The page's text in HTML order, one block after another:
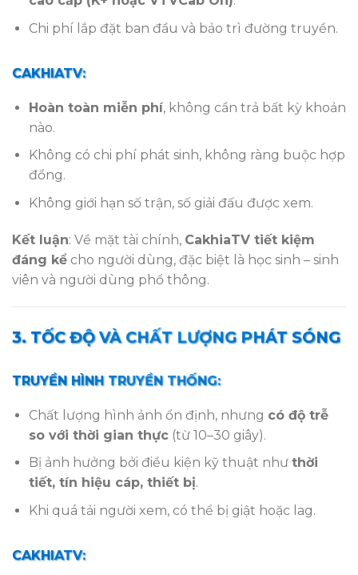
Chi phí lắp đặt ban đầu và bảo trì đường truyền.
CAKHIATV:
Hoàn toàn miễn phí, không cần trả bất kỳ khoản
nào.
Không có chi phí phát sinh, không ràng buộc hợp
đồng.
Không giới hạn số trận, số giải đấu được xem.
Kết luận: Về mặt tài chính, CakhiaTV tiết kiệm
đáng kể cho người dùng, đặc biệt là học sinh – sinh
viên và người dùng phổ thông.
3. TỐC ĐỘ VÀ CHẤT LƯỢNG PHÁT SÓNG
TRUYỀN HÌNH TRUYỀN THỐNG:
Chất lượng hình ảnh ổn định, nhưng có độ trễ
so với thời gian thực(từ 10–30 giây).
Bị ảnh hưởng bởi điều kiện kỹ thuật như thời
tiết, tín hiệu cáp, thiết bị.
Khi quá tải người xem, có thể bị giật hoặc lag.
CAKHIATV: